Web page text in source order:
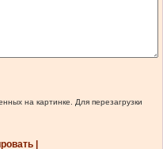
на картинке. Для перезагрузки
|